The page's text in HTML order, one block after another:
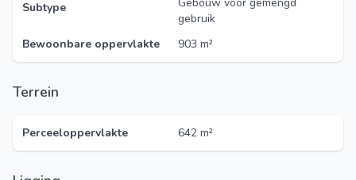
Subtype
gebruik
Bewoonbare oppervlakte
903 m²
Terrein
Perceeloppervlakte 642 m²